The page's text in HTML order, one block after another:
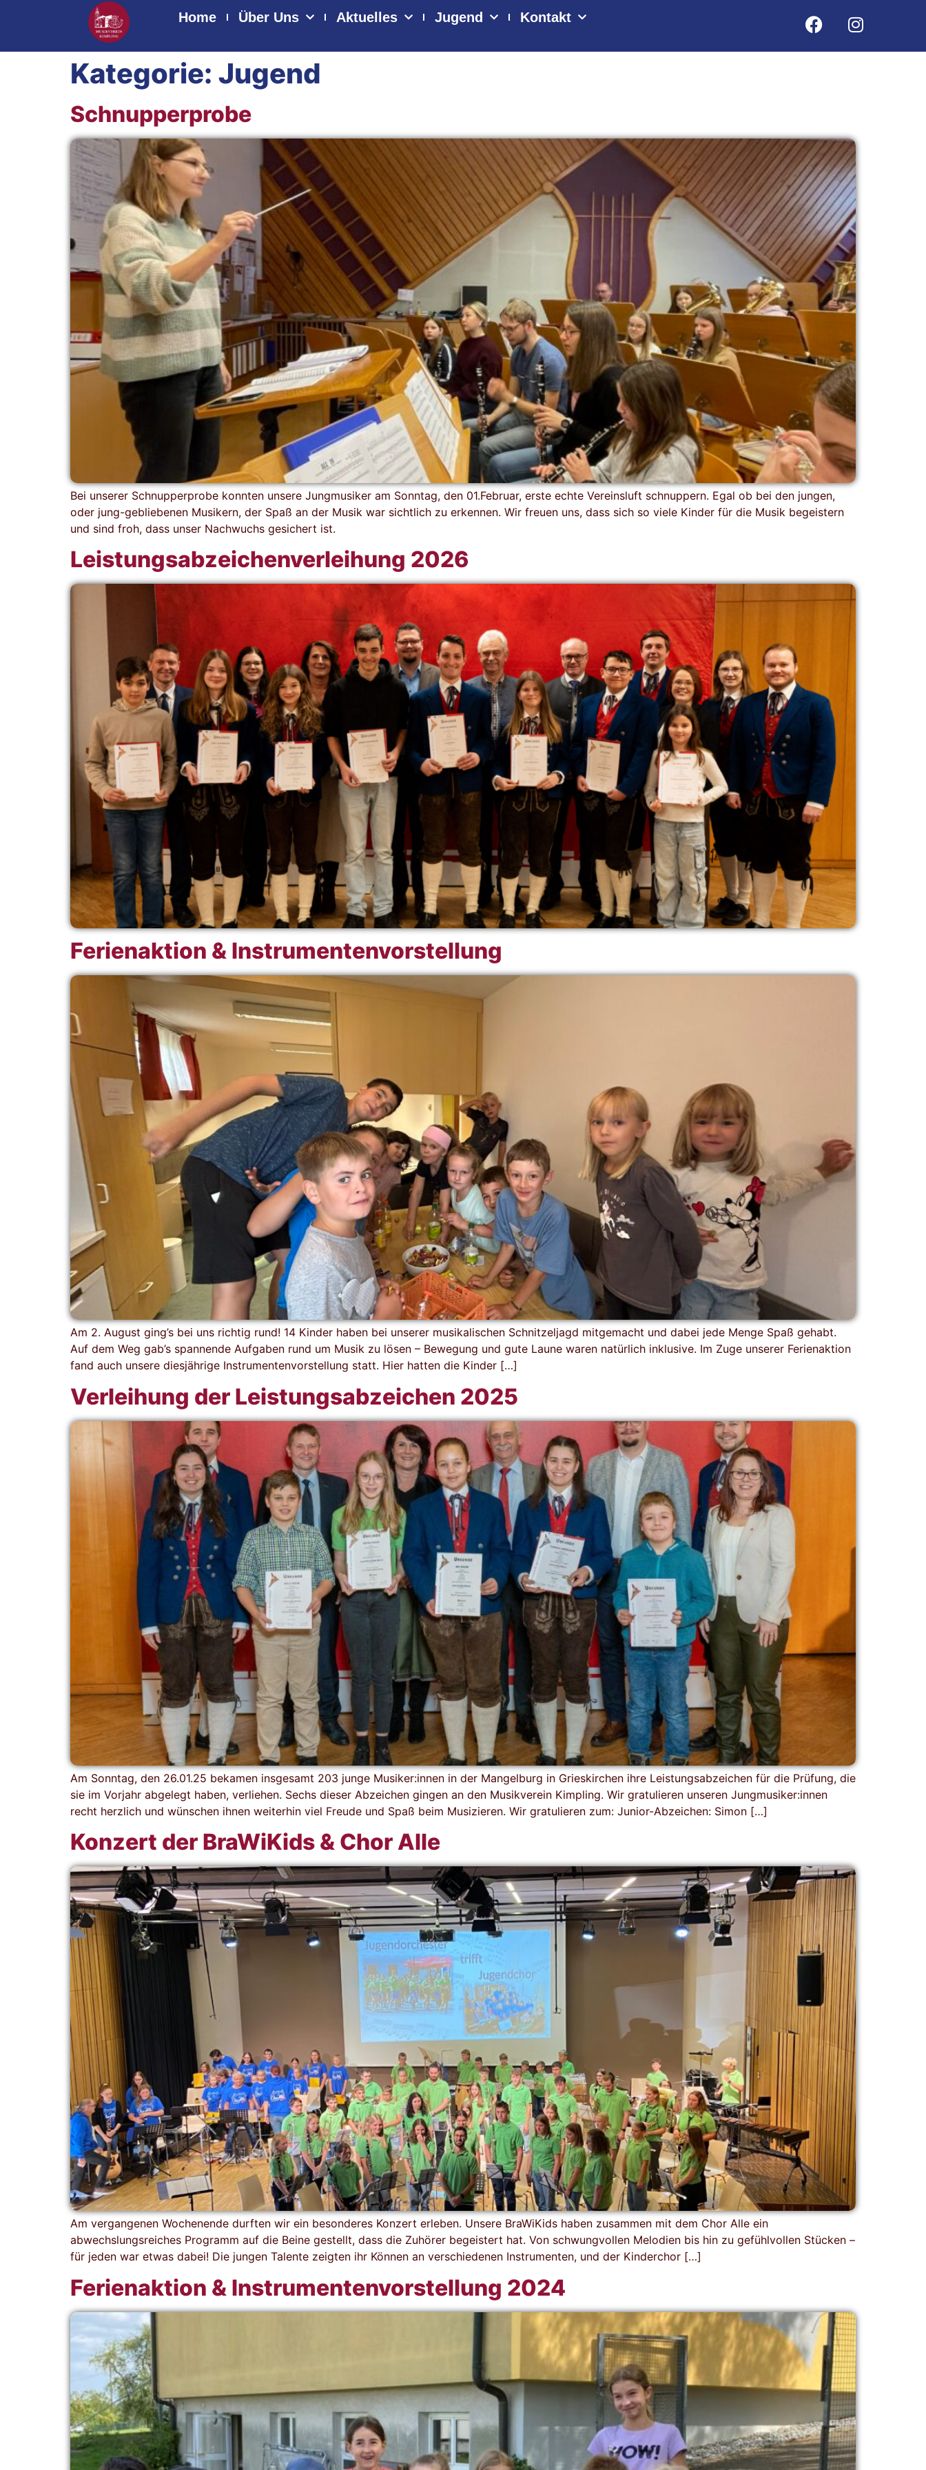
Home Über Uns Aktuelles Jugend Kontakt
Kategorie: Jugend
Schnupperprobe
Bei unserer Schnupperprobe konnten unsere Jungmusiker am Sonntag, den 01.Februar, erste echte Vereinsluft schnuppern. Egal ob bei den jungen,
oder jung-gebliebenen Musikern, der Spaß an der Musik war sichtlich zu erkennen. Wir freuen uns, dass sich so viele Kinder für die Musik begeistern
und sind froh, dass unser Nachwuchs gesichert ist.
Leistungsabzeichenverleihung 2026
Ferienaktion & Instrumentenvorstellung
Am 2. August ging’s bei uns richtig rund! 14 Kinder haben bei unserer musikalischen Schnitzeljagd mitgemacht und dabei jede Menge Spaß gehabt.
Auf dem Weg gab’s spannende Aufgaben rund um Musik zu lösen – Bewegung und gute Laune waren natürlich inklusive. Im Zuge unserer Ferienaktion
fand auch unsere diesjährige Instrumentenvorstellung statt. Hier hatten die Kinder […]
Verleihung der Leistungsabzeichen 2025
Am Sonntag, den 26.01.25 bekamen insgesamt 203 junge Musiker:innen in der Mangelburg in Grieskirchen ihre Leistungsabzeichen für die Prüfung, die
sie im Vorjahr abgelegt haben, verliehen. Sechs dieser Abzeichen gingen an den Musikverein Kimpling. Wir gratulieren unseren Jungmusiker:innen
recht herzlich und wünschen ihnen weiterhin viel Freude und Spaß beim Musizieren. Wir gratulieren zum: Junior-Abzeichen: Simon […]
Konzert der BraWiKids & Chor Alle
Am vergangenen Wochenende durften wir ein besonderes Konzert erleben. Unsere BraWiKids haben zusammen mit dem Chor Alle ein
abwechslungsreiches Programm auf die Beine gestellt, dass die Zuhörer begeistert hat. Von schwungvollen Melodien bis hin zu gefühlvollen Stücken –
für jeden war etwas dabei! Die jungen Talente zeigten ihr Können an verschiedenen Instrumenten, und der Kinderchor […]
Ferienaktion & Instrumentenvorstellung 2024